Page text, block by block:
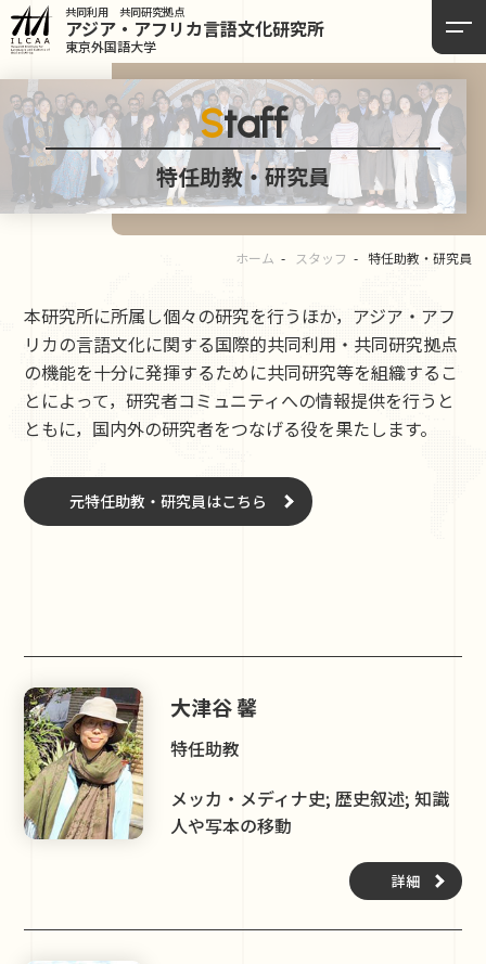
共同利用 共同研究拠点
アジア・アフリカ言語文化研究所
東京外国語大学
Staff
特任助教・研究員
ホーム スタッフ 特任助教・研究員
本研究所に所属し個々の研究を行うほか，アジア・アフ
リカの言語文化に関する国際的共同利用・共同研究拠点
の機能を十分に発揮するために共同研究等を組織するこ
とによって，研究者コミュニティへの情報提供を行うと
ともに，国内外の研究者をつなげる役を果たします。
元特任助教・研究員はこちら
大津谷 馨
特任助教
メッカ・メディナ史; 歴史叙述; 知識
人や写本の移動
詳細